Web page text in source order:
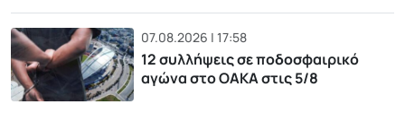
07.08.2026 | 17:58
12 συλλήψεις σε ποδοσφαιρικό
αγώνα στο ΟΑΚΑ στις 5/8